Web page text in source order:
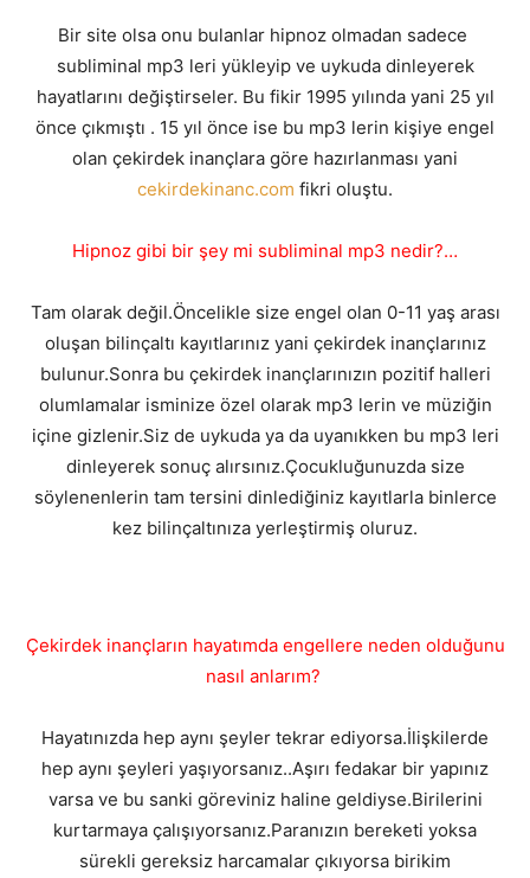
Bir site olsa onu bulanlar hipnoz olmadan sadece
subliminal mp3 leri yükleyip ve uykuda dinleyerek
hayatlarını değiştirseler. Bu fikir 1995 yılında yani 25 yıl
önce çıkmıştı . 15 yıl önce ise bu mp3 lerin kişiye engel
olan çekirdek inançlara göre hazırlanması yani
cekirdekinanc.com fikri oluştu.
Hipnoz gibi bir şey mi subliminal mp3 nedir?…
Tam olarak değil.Öncelikle size engel olan 0-11 yaş arası
oluşan bilinçaltı kayıtlarınız yani çekirdek inançlarınız
bulunur.Sonra bu çekirdek inançlarınızın pozitif halleri
olumlamalar isminize özel olarak mp3 lerin ve müziğin
içine gizlenir.Siz de uykuda ya da uyanıkken bu mp3 leri
dinleyerek sonuç alırsınız.Çocukluğunuzda size
söylenenlerin tam tersini dinlediğiniz kayıtlarla binlerce
kez bilinçaltınıza yerleştirmiş oluruz.
Çekirdek inançların hayatımda engellere neden olduğunu
nasıl anlarım?
Hayatınızda hep aynı şeyler tekrar ediyorsa.İlişkilerde
hep aynı şeyleri yaşıyorsanız..Aşırı fedakar bir yapınız
varsa ve bu sanki göreviniz haline geldiyse.Birilerini
kurtarmaya çalışıyorsanız.Paranızın bereketi yoksa
sürekli gereksiz harcamalar çıkıyorsa birikim